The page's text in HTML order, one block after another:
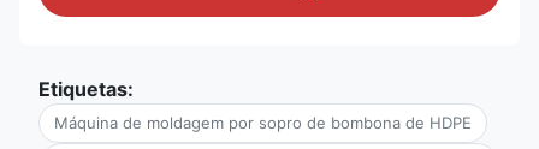
Etiquetas:
Máquina de moldagem por sopro de bombona de HDPE